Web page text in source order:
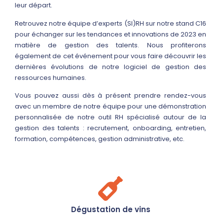
leur départ.
Retrouvez notre équipe d’experts (SI)RH sur notre stand C16
pour échanger sur les tendances et innovations de 2023 en
matière de gestion des talents. Nous profiterons
également de cet événement pour vous faire découvrir les
dernières évolutions de notre logiciel de gestion des
ressources humaines.
Vous pouvez aussi dès à présent prendre rendez-vous
avec un membre de notre équipe pour une démonstration
personnalisée de notre outil RH spécialisé autour de la
gestion des talents : recrutement, onboarding, entretien,
formation, compétences, gestion administrative, etc.
Dégustation de vins